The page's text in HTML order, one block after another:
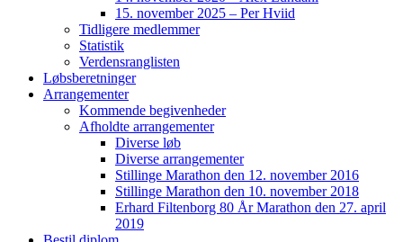
15. november 2025 – Per Hviid
Tidligere medlemmer
Statistik
Verdensranglisten
Løbsberetninger
Arrangementer
Kommende begivenheder
Afholdte arrangementer
Diverse løb
Diverse arrangementer
Stillinge Marathon den 12. november 2016
Stillinge Marathon den 10. november 2018
Erhard Filtenborg 80 År Marathon den 27. april
2019